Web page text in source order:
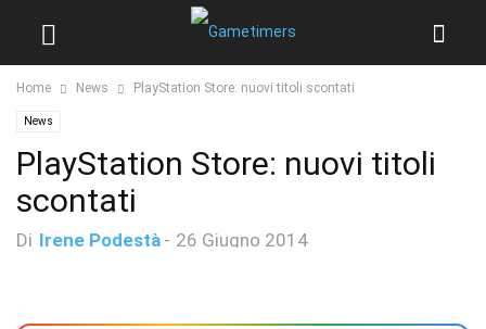
Home News PlayStation Store: nuovi titoli scontati
News
PlayStation Store: nuovi titoli
scontati
Di Irene Podestà - 26 Giugno 2014